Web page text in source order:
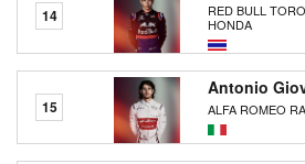
14
RED BULL
HONDA
15
Antonio
ALFA ROMEO